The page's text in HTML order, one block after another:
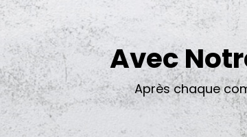
Avec
Après chaque